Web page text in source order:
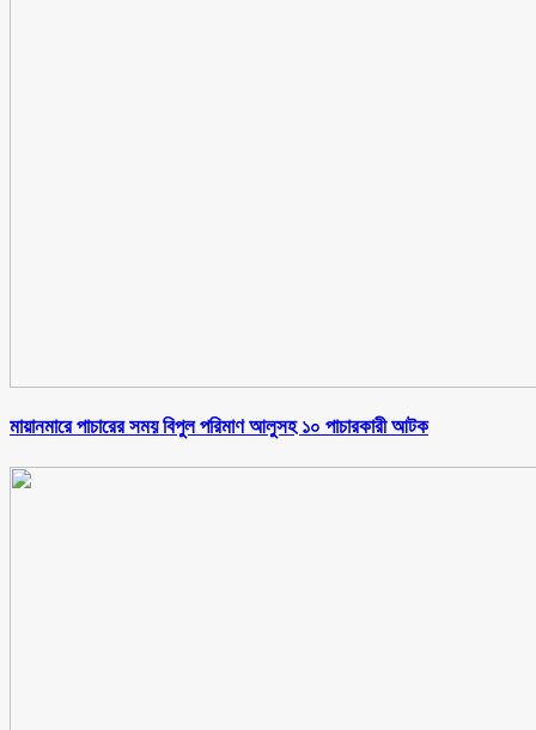
মায়ানমারে পাচারের সময় বিপুল পরিমাণ আলুসহ ১০ পাচারকারী আটক